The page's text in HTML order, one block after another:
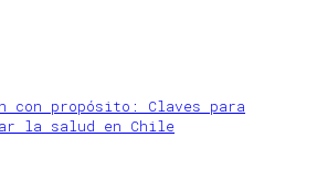
con propósito: Claves para
la salud en Chile